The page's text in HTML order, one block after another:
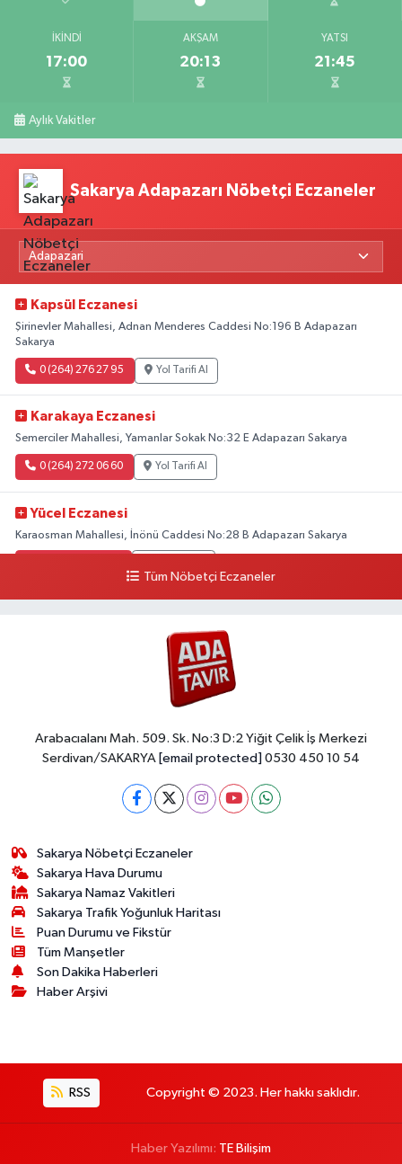
İKINDI
17:00
AKŞAM
20:13
YATSI
21:45
Aylık Vakitler
Sakarya Adapazarı Nöbetçi Eczaneler
Kapsül Eczanesi
Şirinevler Mahallesi, Adnan Menderes Caddesi No:196 B Adapazarı
Sakarya
0 (264) 276 27 95 Yol Tarifi Al
Karakaya Eczanesi
Semerciler Mahallesi, Yamanlar Sokak No:32 E Adapazarı Sakarya
0 (264) 272 06 60 Yol Tarifi Al
Yücel Eczanesi
Karaosman Mahallesi, İnönü Caddesi No:28 B Adapazarı Sakarya
Karaman Mahallesi, Cahit Kıraç Caddesi No:31 16 Adapazarı Sakarya
Yol Tarifi Al
Tüm Nöbetçi Eczaneler
Arabacıalanı Mah. 509. Sk. No:3 D:2 Yiğit Çelik İş Merkezi
Serdivan/SAKARYA [email protected] 0530 450 10 54
Sakarya Nöbetçi Eczaneler
Sakarya Hava Durumu
Sakarya Namaz Vakitleri
Sakarya Trafik Yoğunluk Haritası
Puan Durumu ve Fikstür
Tüm Manşetler
Son Dakika Haberleri
Haber Arşivi
RSS Copyright © 2023. Her hakkı saklıdır.
Haber Yazılımı: TE Bilişim